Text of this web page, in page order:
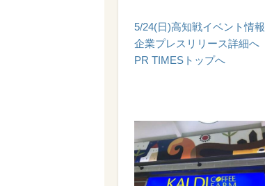
5/24(日)高知戦イベント情報
企業プレスリリース詳細へ
PR TIMESトップへ